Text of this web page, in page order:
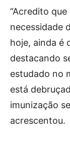
“Acredito
necessidade
hoje, ainda é
destacando
estudado no
está
imunização
acrescentou.